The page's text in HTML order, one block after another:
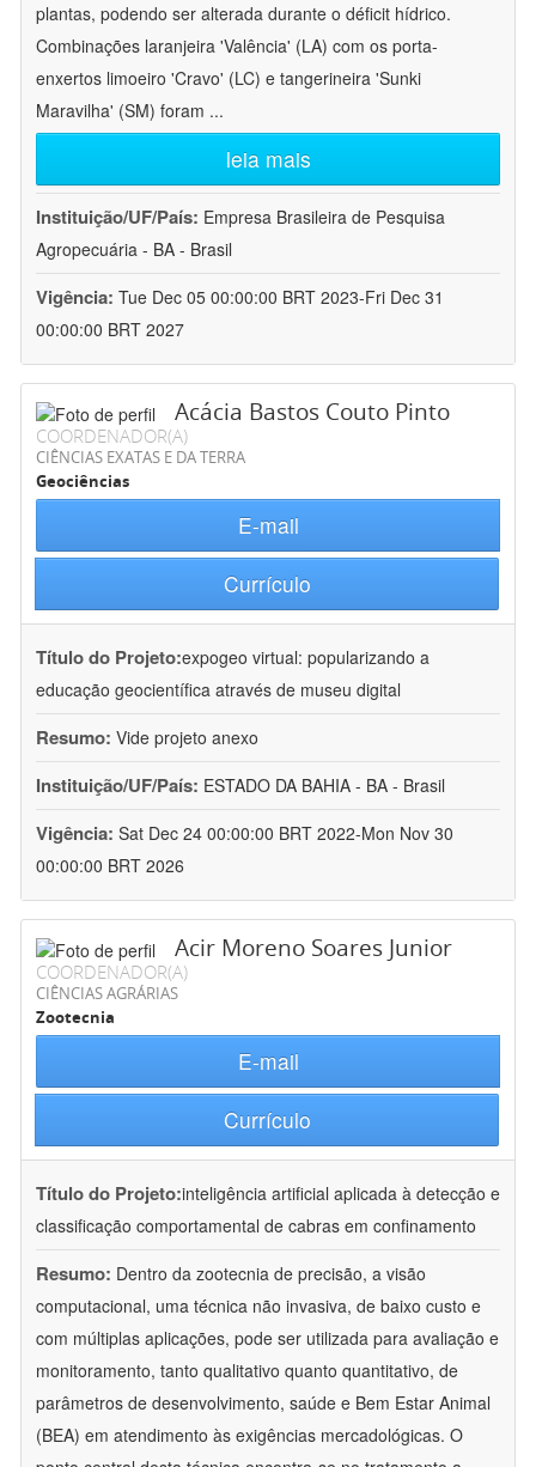
plantas, podendo ser alterada durante o déficit hídrico.
Combinações laranjeira 'Valência' (LA) com os porta-
enxertos limoeiro 'Cravo' (LC) e tangerineira 'Sunki
Maravilha' (SM) foram ...
leia mais
Instituição/UF/País: Empresa Brasileira de Pesquisa
Agropecuária - BA - Brasil
Vigência: Tue Dec 05 00:00:00 BRT 2023-Fri Dec 31
00:00:00 BRT 2027
Acácia Bastos Couto Pinto
COORDENADOR(A)
CIÊNCIAS EXATAS E DA TERRA
Geociências
E-mail
Currículo
Título do Projeto:expogeo virtual: popularizando a
educação geocientífica através de museu digital
Resumo: Vide projeto anexo
Instituição/UF/País: ESTADO DA BAHIA - BA - Brasil
Vigência: Sat Dec 24 00:00:00 BRT 2022-Mon Nov 30
00:00:00 BRT 2026
Acir Moreno Soares Junior
COORDENADOR(A)
CIÊNCIAS AGRÁRIAS
Zootecnia
E-mail
Currículo
Título do Projeto:inteligência artificial aplicada à detecção e
classificação comportamental de cabras em confinamento
Resumo: Dentro da zootecnia de precisão, a visão
computacional, uma técnica não invasiva, de baixo custo e
com múltiplas aplicações, pode ser utilizada para avaliação e
monitoramento, tanto qualitativo quanto quantitativo, de
parâmetros de desenvolvimento, saúde e Bem Estar Animal
(BEA) em atendimento às exigências mercadológicas. O